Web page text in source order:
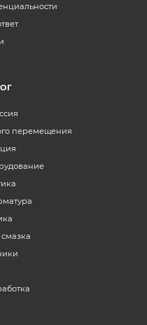
перемещения